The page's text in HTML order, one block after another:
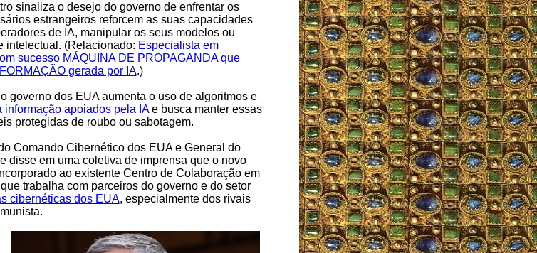
sinaliza o desejo do governo de enfrentar os
estrangeiros reforcem as suas capacidades
de IA, manipular os seus modelos ou
intelectual. (Relacionado: Especialista em
sucesso MÁQUINA DE PROPAGANDA que
gerada por IA.)
governo dos EUA aumenta o uso de algoritmos e
apoiados pela IAe busca manter essas
protegidas de roubo ou sabotagem.
Comando Cibernético dos EUA e General do
disse em uma coletiva de imprensa que o novo
ao existente Centro de Colaboração em
trabalha com parceiros do governo e do setor
cibernéticas dos EUA, especialmente dos rivais